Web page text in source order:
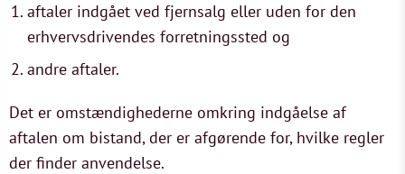
aftaler indgået ved fjernsalg eller uden for den
erhvervsdrivendes forretningssted og
andre aftaler.
Det er omstændighederne omkring indgåelse af
aftalen om bistand, der er afgørende for, hvilke regler
der finder anvendelse.